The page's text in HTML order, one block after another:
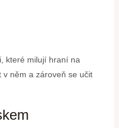
které milují hraní na
něm a zároveň se učit